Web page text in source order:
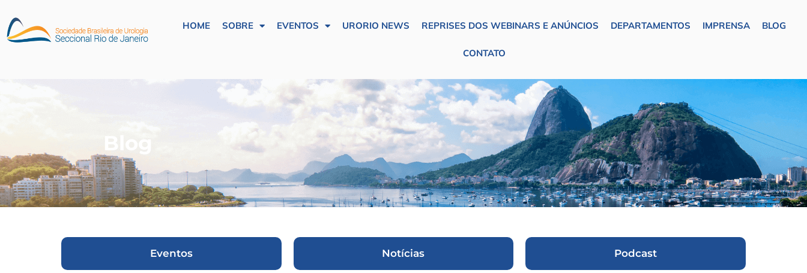
HOME SOBRE EVENTOS URORIO NEWS REPRISES DOS WEBINARS E ANÚNCIOS DEPARTAMENTOS IMPRENSA BLOG
CONTATO
Blog
Eventos Notícias Podcast